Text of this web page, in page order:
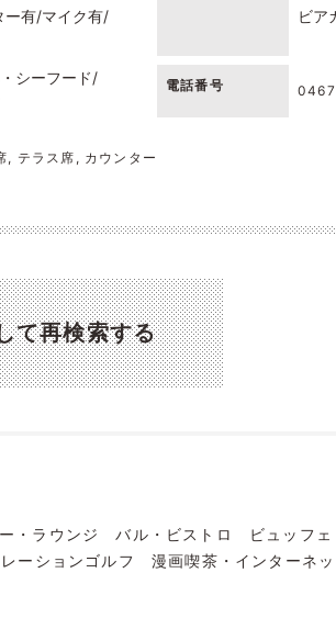
ー有 マイク有
ビア
シーフード
電話番号
, テラス席, カウンター
て再検索する
・ラウンジ バル・ビストロ
ビュッフ
ーションゴルフ 漫画喫茶・インターネ